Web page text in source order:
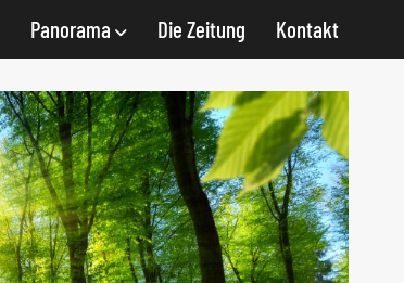
Panorama Die Zeitung Kontakt